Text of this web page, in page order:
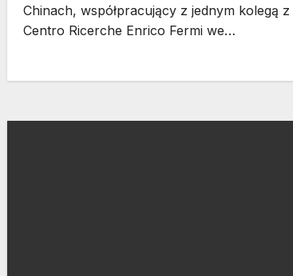
Chinach, współpracujący z jednym kolegą z
Centro Ricerche Enrico Fermi we…